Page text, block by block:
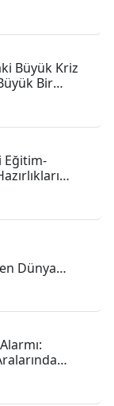
Büyük Kriz
Bir
Eğitim-
Dünya